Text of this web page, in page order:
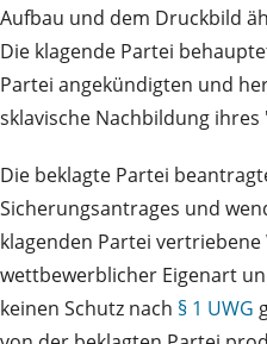
Aufbau und dem Druckbild
Die klagende Partei
Partei angekündigten und
sklavische Nachbildung
Die beklagte Partei
Sicherungsantrages und
klagenden Partei
wettbewerblicher Eigenart
keinen Schutz nach § 1 UWG